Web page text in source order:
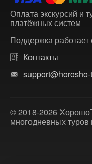
Оплата экскурсий и
платёжных систем
Поддержка
Контакты
© 2018-2026
многодневных